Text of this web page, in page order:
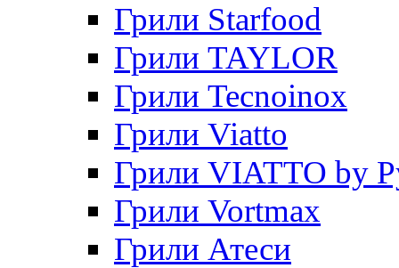
Грили Starfood
Грили TAYLOR
Грили Tecnoinox
Грили Viatto
Грили VIATTO by
Грили Vortmax
Грили Атеси